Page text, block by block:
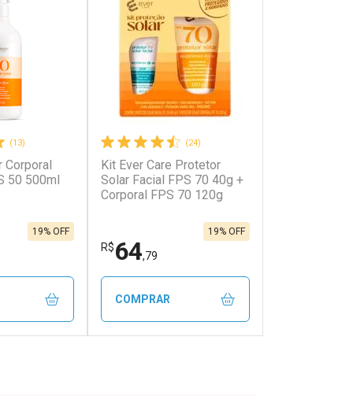
cada
cada
Ativar Desconto
(13)
Corporal
50 500ml
19% OFF
(24)
Kit Ever Care Protetor
Solar Facial FPS 70 40g +
Corporal FPS 70 120g
R$64,79
19% OFF
COMPRAR